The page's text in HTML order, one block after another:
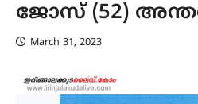
ജോസ് (52)
March 31, 2023